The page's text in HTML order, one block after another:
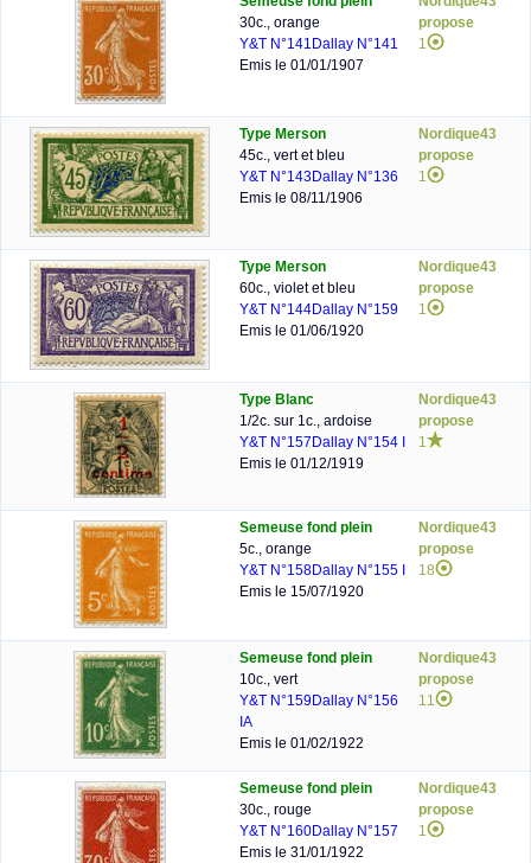
30c., orange
Y&T N°141 Dallay N°141
Emis le 01/01/1907
propose
1
Type Merson
45c., vert et bleu
Y&T N°143Dallay N°136
Emis le 08/11/1906
Nordique43
propose
1
Type Merson
60c., violet et bleu
Y&T N°144Dallay N°159
Emis le 01/06/1920
Nordique43
propose
1
Type Blanc
1/2c. sur 1c., ardoise
Y&T N°157 Dallay N°154 I
Emis le 01/12/1919
Nordique43
propose
1
Semeuse fond plein
5c., orange
Y&T N°158Dallay N°155 I
Emis le 15/07/1920
Nordique43
propose
18
Semeuse fond plein
10c., vert
Y&T N°159Dallay N°156
IA
Emis le 01/02/1922
Nordique43
propose
11
Semeuse fond plein
30c., rouge
Y&T N°160Dallay N°157
Emis le 31/01/1922
Nordique43
propose
1